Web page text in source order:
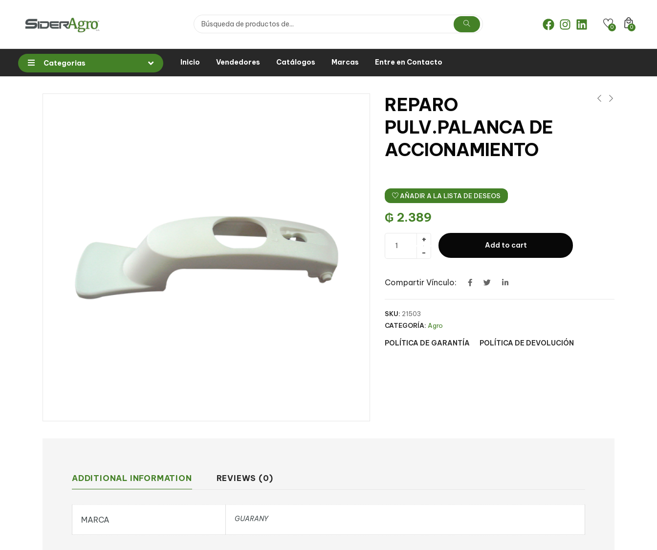
0
0
Categorias Inicio Vendedores Catálogos Marcas Entre en Contacto
REPARO
PULV.PALANCA DE
ACCIONAMIENTO
AÑADIR A LA LISTA DE DESEOS
₲ 2.389
Add to cart
Compartir Vínculo:
SKU: 21503
CATEGORÍA: Agro
POLÍTICA DE GARANTÍA POLÍTICA DE DEVOLUCIÓN
ADDITIONAL INFORMATION REVIEWS (0)
MARCA GUARANY